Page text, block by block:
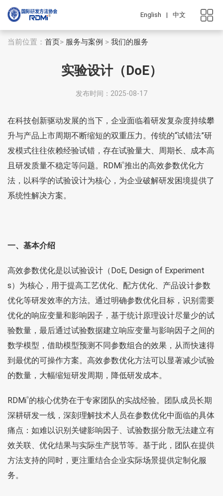
English | 中文
当前位置： 首页> 服务与案例 > 我们的服务
实验设计（DoE）
发布时间：2025-08-17
在科技创新驱动发展的当下，企业面临着研发复杂度持续攀
升与产品上市周期不断缩短的双重压力。传统的“试错法”研
发模式往往依赖经验试错，存在试验量大、周期长、成本高
且研发质量不稳定等问题。RDMi®推出的高效参数优化方
法，以科学的试验设计为核心，为企业破解研发困境提供了
系统性解决方案。
一、基本介绍
高效参数优化是以试验设计（DoE, Design of Experiment
s）为核心，用于提高工艺优化、配方优化、产品设计参数
优化等研发效率的方法。通过明确参数优化目标，识别需要
优化的响应变量和影响因子，基于统计原理设计尽量少的试
验数量，最后通过试验数据建立响应变量与影响因子之间的
数学模型，借助模型预测不同参数组合的效果，从而快速得
到最优的可操作方案。高效参数优化方法可以显著减少试验
的数量，大幅缩短研发周期，降低研发成本。
RDMi®的核心优势在于专家团队的实战经验。团队成员长期
深耕研发一线，深刻理解技术人员在参数优化中面临的具体
痛点：如难以识别关键影响因子、试验数据分散无法建立有
效关联、优化结果与实际生产脱节等。基于此，团队在提供
方法支持的同时，更注重结合企业实际场景提供定制化服
务。